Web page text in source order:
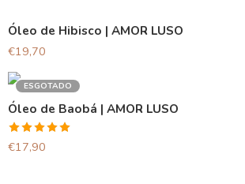
Óleo de Hibisco | AMOR LUSO
€19,70
ESGOTADO
Óleo de Baobá | AMOR LUSO
Avaliação
€17,90